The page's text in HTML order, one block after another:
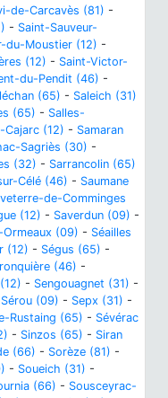
de-Carcavès (81) -
- Saint-Sauveur-
du-Moustier (12) -
(12) - Saint-Victor-
du-Pendit (46) -
(65) - Saleich (31)
(65) - Salles-
Cajarc (12) - Samaran
Sagriès (30) -
(32) - Sarrancolin (65)
Célé (46) - Saumane
de-Comminges
(12) - Saverdun (09) -
(09) - Séailles
(12) - Ségus (65) -
(46) -
- Sengouagnet (31) -
(09) - Sepx (31) -
Rustaing (65) - Sévérac
- Sinzos (65) - Siran
(66) - Sorèze (81) -
- Soueich (31) -
(66) - Sousceyrac-